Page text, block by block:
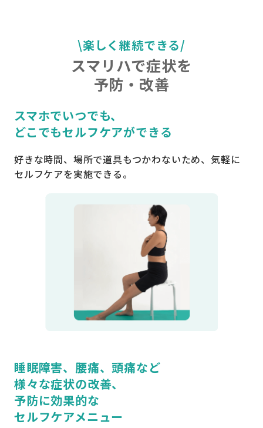
\楽しく継続できる/
スマリハで症状を
予防・改善
スマホでいつでも、
どこでもセルフケアができる
好きな時間、場所で道具もつかわないため、気軽に
セルフケアを実施できる。
睡眠障害、腰痛、頭痛など
様々な症状の改善、
予防に効果的な
セルフケアメニュー